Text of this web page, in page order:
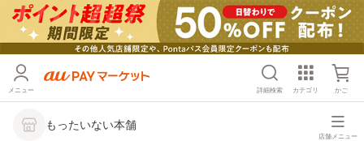
メニュー 詳細検索 カテゴリ かご
もったいない本舗
店舗メニュー